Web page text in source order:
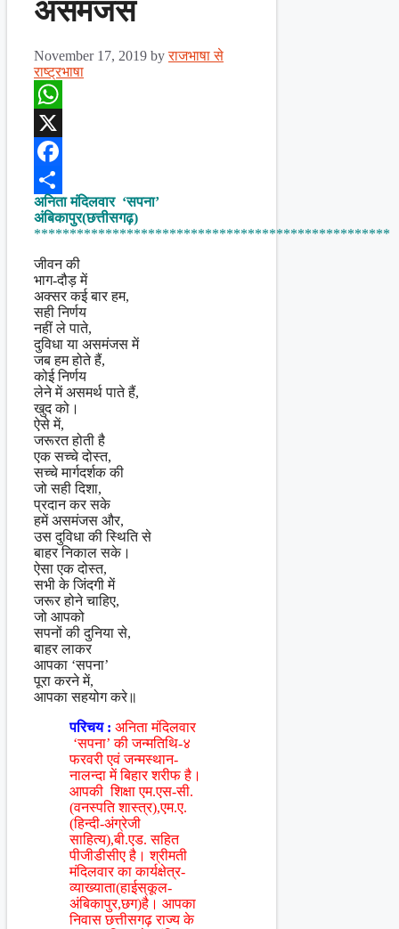
असमंजस
November 17, 2019 byराजभाषा से
राष्ट्रभाषा
WhatsApp
X
Facebook
Share
अनिता मंदिलवार ‘सपना’
अंबिकापुर(छत्तीसगढ़)
**************************************************
जीवन की
भाग-दौड़ में
अक्सर कई बार हम,
सही निर्णय
नहीं ले पाते,
दुविधा या असमंजस में
जब हम होते हैं,
कोई निर्णय
लेने में असमर्थ पाते हैं,
खुद को।
ऐसे में,
जरूरत होती है
एक सच्चे दोस्त,
सच्चे मार्गदर्शक की
जो सही दिशा,
प्रदान कर सके
हमें असमंजस और,
उस दुविधा की स्थिति से
बाहर निकाल सके।
ऐसा एक दोस्त,
सभी के जिंदगी में
जरूर होने चाहिए,
जो आपको
सपनों की दुनिया से,
बाहर लाकर
आपका ‘सपना’
पूरा करने में,
आपका सहयोग करे॥
परिचय : अनिता मंदिलवार
‘सपना’ की जन्मतिथि-४
फरवरी एवं जन्मस्थान-
नालन्दा में बिहार शरीफ है।
आपकी शिक्षा एम.एस-सी.
(वनस्पति शास्त्र),एम.ए.
(हिन्दी-अंग्रेजी
साहित्य),बी.एड. सहित
पीजीडीसीए है। श्रीमती
मंदिलवार का कार्यक्षेत्र-
व्याख्याता(हाईस्कूल-
अंबिकापुर,छग)है। आपका
निवास छत्तीसगढ़ राज्य के